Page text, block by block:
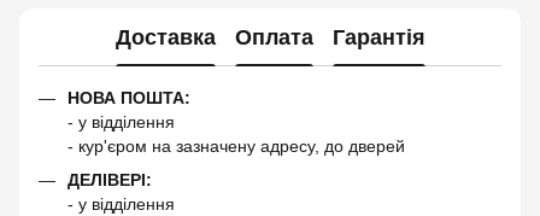
Доставка Оплата Гарантія
НОВА ПОШТА:
- у відділення
- кур'єром на зазначену адресу, до дверей
ДЕЛІВЕРІ:
- у відділення